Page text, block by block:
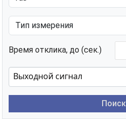
Время отклика, до (сек.)
Поиск